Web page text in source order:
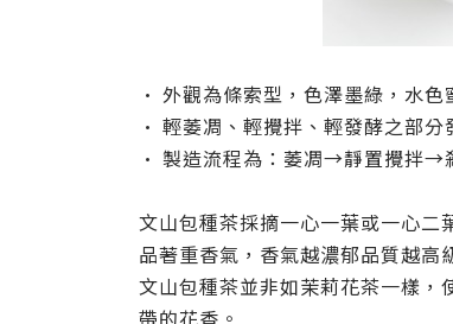
• 外觀為條索型，色澤墨綠，水
• 輕萎凋、輕攪拌、輕發酵之部分
• 製造流程為：萎凋→靜置攪拌
文山包種茶採摘一心一葉或一心二
品著重香氣，香氣越濃郁品質越高
文山包種茶並非如茉莉花茶一樣 ，
帶的花香。